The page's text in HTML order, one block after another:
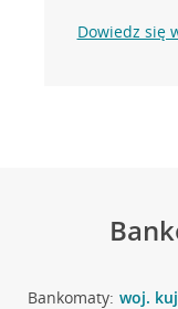
Dowiedz się
Bankomaty: woj.